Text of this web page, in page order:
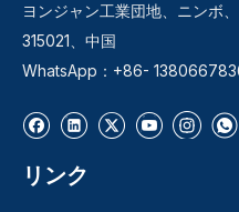
ヨンジャン工業団地、ニンボ、
315021、中国
WhatsApp：+86-
リンク